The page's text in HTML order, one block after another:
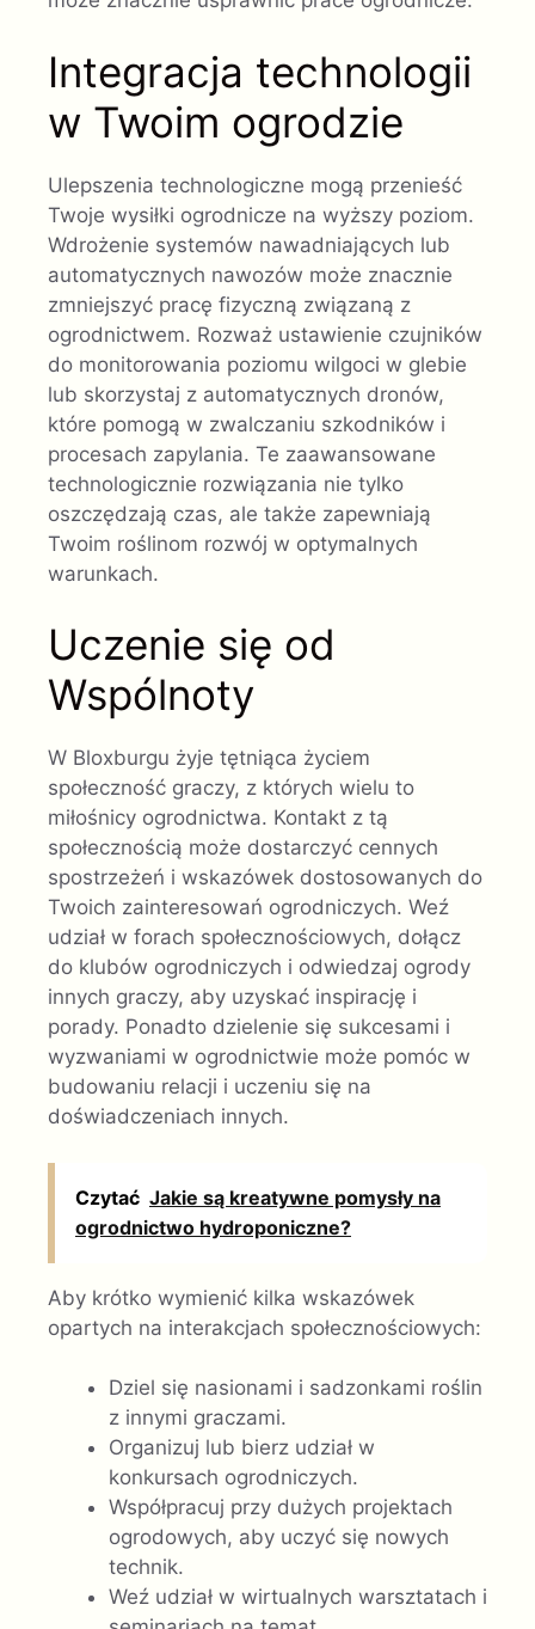
Integracja technologii
w Twoim ogrodzie
Ulepszenia technologiczne mogą przenieść
Twoje wysiłki ogrodnicze na wyższy poziom.
Wdrożenie systemów nawadniających lub
automatycznych nawozów może znacznie
zmniejszyć pracę fizyczną związaną z
ogrodnictwem. Rozważ ustawienie czujników
do monitorowania poziomu wilgoci w glebie
lub skorzystaj z automatycznych dronów,
które pomogą w zwalczaniu szkodników i
procesach zapylania. Te zaawansowane
technologicznie rozwiązania nie tylko
oszczędzają czas, ale także zapewniają
Twoim roślinom rozwój w optymalnych
warunkach.
Uczenie się od
Wspólnoty
W Bloxburgu żyje tętniąca życiem
społeczność graczy, z których wielu to
miłośnicy ogrodnictwa. Kontakt z tą
społecznością może dostarczyć cennych
spostrzeżeń i wskazówek dostosowanych do
Twoich zainteresowań ogrodniczych. Weź
udział w forach społecznościowych, dołącz
do klubów ogrodniczych i odwiedzaj ogrody
innych graczy, aby uzyskać inspirację i
porady. Ponadto dzielenie się sukcesami i
wyzwaniami w ogrodnictwie może pomóc w
budowaniu relacji i uczeniu się na
doświadczeniach innych.
Czytać Jakie są kreatywne pomysły na
ogrodnictwo hydroponiczne?
Aby krótko wymienić kilka wskazówek
opartych na interakcjach społecznościowych:
Dziel się nasionami i sadzonkami roślin
z innymi graczami.
Organizuj lub bierz udział w
konkursach ogrodniczych.
Współpracuj przy dużych projektach
ogrodowych, aby uczyć się nowych
technik.
Weź udział w wirtualnych warsztatach i